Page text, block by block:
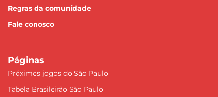
Regras da comunidade
Fale conosco
Páginas
Próximos jogos do São Paulo
Tabela Brasileirão São Paulo